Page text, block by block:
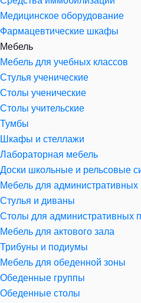
Медицинское оборудование
Фармацевтические шкафы
Мебель
Мебель для учебных классов
Стулья ученические
Столы ученические
Столы учительские
Тумбы
Шкафы и стеллажи
Лабораторная мебель
Доски школьные и рельсовые
Мебель для
Стулья и диваны
Столы для административных
Мебель для актового зала
Трибуны и подиумы
Мебель для обеденной зоны
Обеденные группы
Обеденные столы